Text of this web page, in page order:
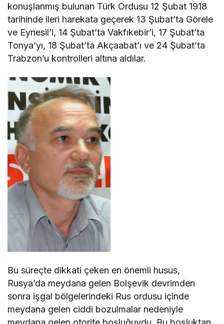
konuşlanmış bulunan Türk Ordusu 12 Şubat 1918
tarihinde ileri harekata geçerek 13 Şubat’ta Görele
ve Eynesil’i, 14 Şubat’ta Vakfıkebir’i, 17 Şubat’ta
Tonya’yı, 18 Şubat’ta Akçaabat’ı ve 24 Şubat’ta
Trabzon’u kontrolleri altına aldılar.
Bu süreçte dikkati çeken en önemli husus,
Rusya’da meydana gelen Bolşevik devrimden
sonra işgal bölgelerindeki Rus ordusu içinde
meydana gelen ciddi bozulmalar nedeniyle